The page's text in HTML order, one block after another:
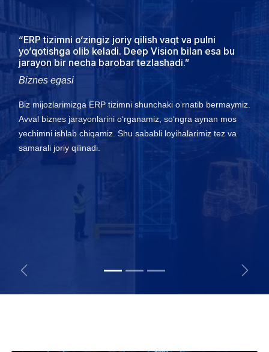
“ERP tizimni o‘zingiz joriy qilish vaqt va pulni
yo‘qotishga olib keladi. Deep Vision bilan esa bu
jarayon bir necha barobar tezlashadi.”
Biznes egasi
Biz mijozlarimizga ERP tizimni shunchaki o‘rnatib bermaymiz.
Avval biznes jarayonlarini o‘rganamiz, so‘ngra aynan mos
yechimni ishlab chiqamiz. Shu sababli loyihalarimiz tez va
samarali joriy qilinadi.
Previous Next